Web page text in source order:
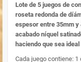
Lote de 5 juegos de
roseta redonda de
espesor entre 35mm y
acabado níquel
haciendo que sea
Cada juego contiene: